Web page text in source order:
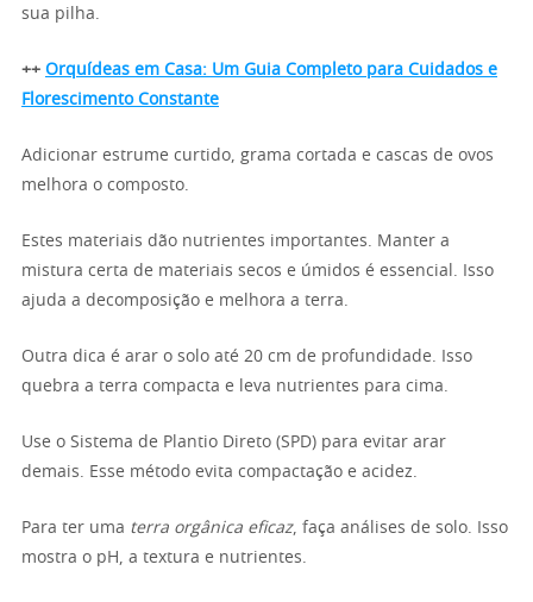
sua pilha.
++ Orquídeas em Casa: Um Guia Completo para Cuidados e
Florescimento Constante
Adicionar estrume curtido, grama cortada e cascas de ovos
melhora o composto.
Estes materiais dão nutrientes importantes. Manter a
mistura certa de materiais secos e úmidos é essencial. Isso
ajuda a decomposição e melhora a terra.
Outra dica é arar o solo até 20 cm de profundidade. Isso
quebra a terra compacta e leva nutrientes para cima.
Use o Sistema de Plantio Direto (SPD) para evitar arar
demais. Esse método evita compactação e acidez.
Para ter uma terra orgânica eficaz, faça análises de solo. Isso
mostra o pH, a textura e nutrientes.